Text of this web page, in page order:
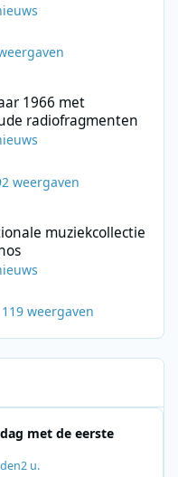
1966 met
radiofragmenten
weergaven
muziekcollectie
119 weergaven
met de eerste
2 u.